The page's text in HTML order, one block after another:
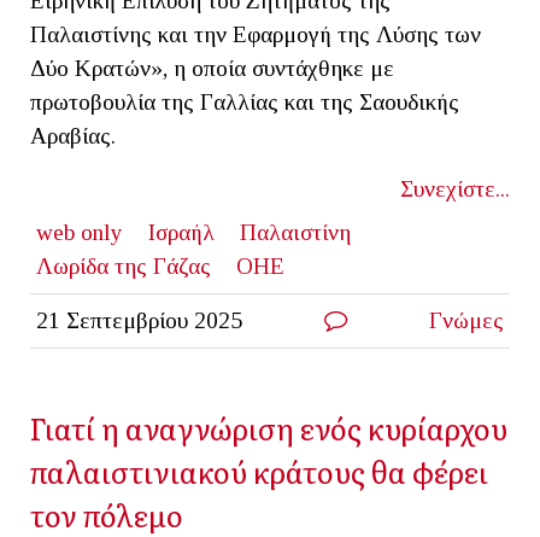
Παλαιστίνης και την Εφαρμογή της Λύσης των
Δύο Κρατών», η οποία συντάχθηκε με
πρωτοβουλία της Γαλλίας και της Σαουδικής
Αραβίας.
Συνεχίστε...
web only
Ισραήλ
Παλαιστίνη
Λωρίδα της Γάζας
ΟΗΕ
21 Σεπτεμβρίου 2025 Γνώμες
Γιατί η αναγνώριση ενός κυρίαρχου
παλαιστινιακού κράτους θα φέρει
τον πόλεμο